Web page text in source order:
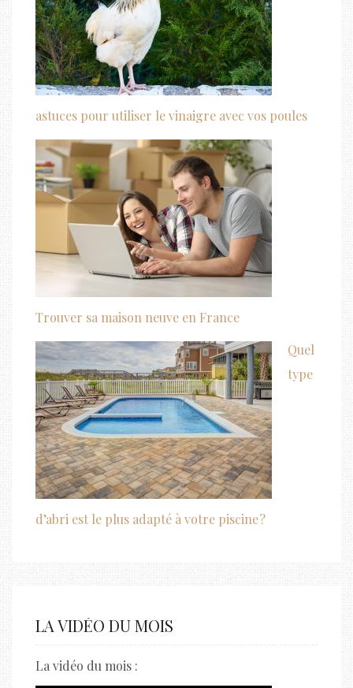
astuces pour utiliser le vinaigre avec vos poules
Trouver sa maison neuve en France
Quel
type
d’abri est le plus adapté à votre piscine ?
LA VIDÉO DU MOIS
La vidéo du mois :